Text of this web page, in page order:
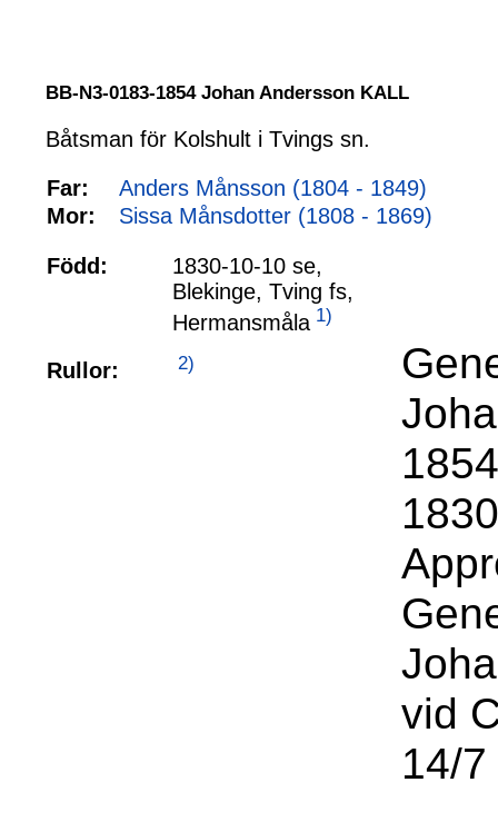
BB-N3-0183-1854 Johan Andersson KALL
Båtsman för Kolshult i Tvings sn.
Far:
Anders Månsson (1804 - 1849)
Mor:
Sissa Månsdotter (1808 - 1869)
Född:
1830-10-10 se,
Blekinge, Tving fs,
Hermansmåla 1)
Rullor: 2)
vid
14/